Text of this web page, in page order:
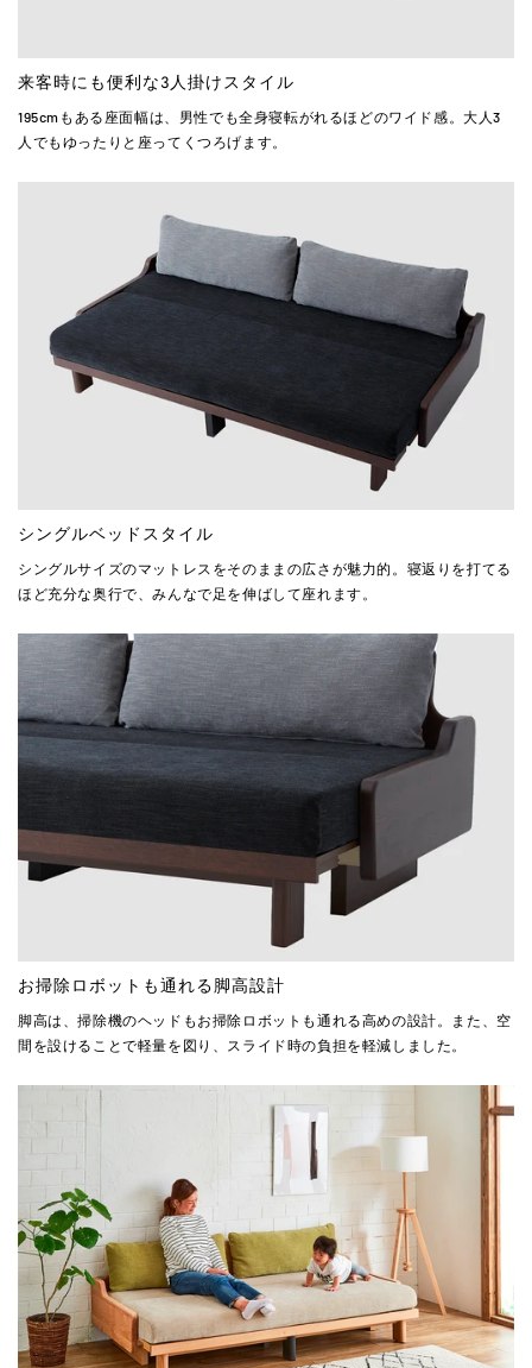
来客時にも便利な3人掛けスタイル
195cmもある座面幅は、男性でも全身寝転がれるほどのワイド感。大人3
人でもゆったりと座ってくつろげます。
シングルベッドスタイル
シングルサイズのマットレスをそのままの広さが魅力的。寝返りを打てる
ほど充分な奥行で、みんなで足を伸ばして座れます。
お掃除ロボットも通れる脚高設計
脚高は、掃除機のヘッドもお掃除ロボットも通れる高めの設計。また、空
間を設けることで軽量を図り、スライド時の負担を軽減しました。